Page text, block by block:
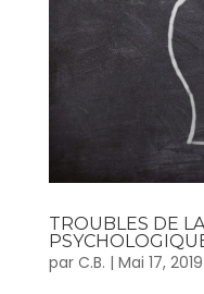
TROUBLES DE
par C.B. | Mai 17, 2019